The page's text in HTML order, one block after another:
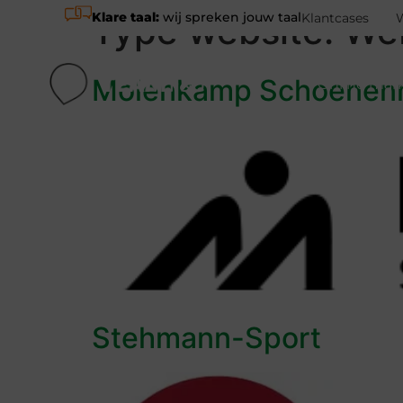
Klare taal: wij spreken jouw taalKlantcases
Online
Type website:
Molenkamp
Stehmann-Sport